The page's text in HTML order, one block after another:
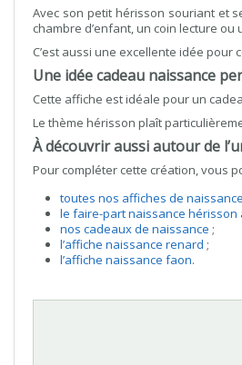
Avec son petit hérisson souriant et
chambre d’enfant, un coin lecture
C’est aussi une excellente idée pour
Une idée cadeau naissance
Cette affiche est idéale pour un
Le thème hérisson plaît
À découvrir aussi autour de
Pour compléter cette création, vous
toutes nos affiches de
le faire-part naissance hérisson
nos cadeaux de naissance ;
l’affiche naissance renard ;
l’affiche naissance faon.